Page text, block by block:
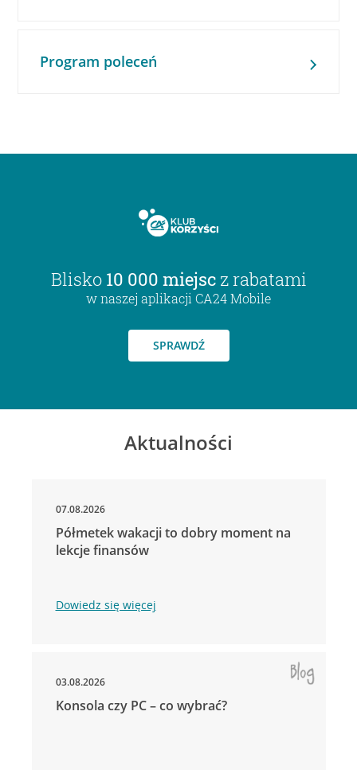
Program poleceń
Blisko 10 000 miejsc z rabatami
w naszej aplikacji CA24 Mobile
SPRAWDŹ
Aktualności
07.08.2026
Półmetek wakacji to dobry moment na
lekcje finansów
Dowiedz się więcej
03.08.2026
Konsola czy PC – co wybrać?